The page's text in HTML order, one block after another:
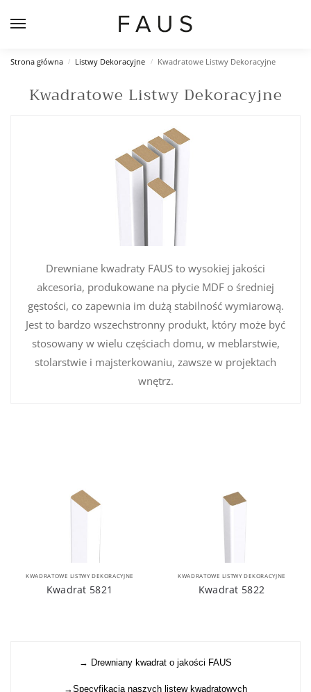
Strona główna / Listwy Dekoracyjne / Kwadratowe Listwy Dekoracyjne
Kwadratowe Listwy Dekoracyjne
Drewniane kwadraty FAUS to wysokiej jakości
akcesoria, produkowane na płycie MDF o średniej
gęstości, co zapewnia im dużą stabilność wymiarową.
Jest to bardzo wszechstronny produkt, który może być
stosowany w wielu częściach domu, w meblarstwie,
stolarstwie i majsterkowaniu, zawsze w projektach
wnętrz.
KWADRATOWE LISTWY DEKORACYJNE
Kwadrat 5821
KWADRATOWE LISTWY DEKORACYJNE
Kwadrat 5822
→ Drewniany kwadrat o jakości FAUS
→Specyfikacja naszych listew kwadratowych